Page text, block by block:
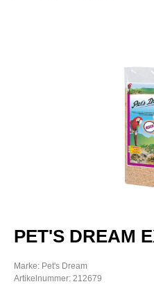
PET'S DREAM
Marke: Pet's Dream
Artikelnummer: 212679